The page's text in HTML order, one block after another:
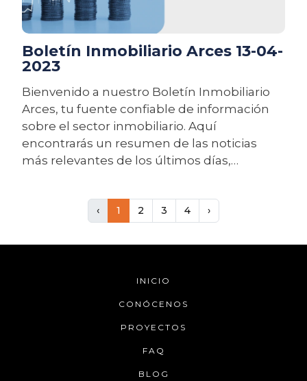
Boletín Inmobiliario Arces 13-04-
2023
Bienvenido a nuestro Boletín Inmobiliario
Arces, tu fuente confiable de información
sobre el sector inmobiliario. Aquí
encontrarás un resumen de las noticias
más relevantes de los últimos días,
de inversión, fluctuaciones en los precios de
‹ 1 2 3 4 ›
INICIO
CONÓCENOS
PROYECTOS
FAQ
BLOG